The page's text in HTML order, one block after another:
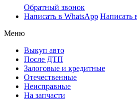
Обратный звонок
Написать в WhatsApp Написать
Меню
Выкуп авто
После ДТП
Залоговые и кредитные
Отечественные
Неисправные
На запчасти